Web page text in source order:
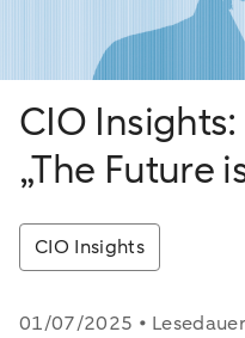
CIO
„The Future
CIO Insights
01/07/2025 •